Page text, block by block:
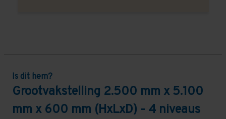
Is dit hem?
Grootvakstelling 2.500 mm x 5.100
mm x 600 mm (HxLxD) - 4 niveaus